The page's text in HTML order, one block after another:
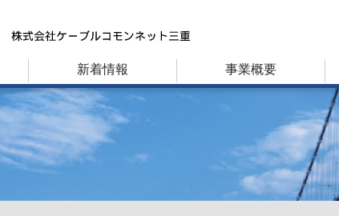
新着情報 事業概要